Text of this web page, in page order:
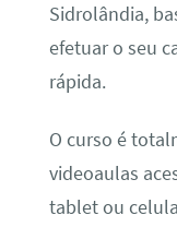
Sidrolândia,
efetuar o seu
rápida.
O curso é
videoaulas
tablet ou